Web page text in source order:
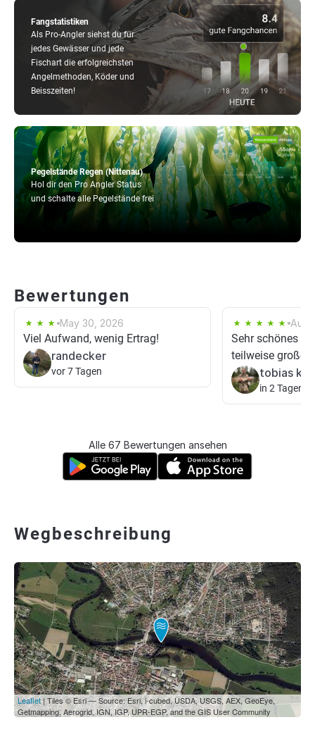
Pegelstände Regen (Nittenau)
Hol dir den Pro Angler Status
und schalte alle Pegelstände frei
Fangstatistiken
Als Pro-Angler siehst du für
jedes Gewässer und jede
Fischart die erfolgreichsten
Angelmethoden, Köder und
Beisszeiten!
Bewertungen
May 30, 2026
Viel Aufwand, wenig Ertrag!
randecker
vor 7 Tagen
Aug
Sehr schönes
teilweise großen
tobias
in 2 Tagen
Alle 67 Bewertungen ansehen
Wegbeschreibung
Leaflet| Tiles © Esri — Source: Esri, i-cubed, USDA, USGS, AEX, GeoEye,
Getmapping, Aerogrid, IGN, IGP, UPR-EGP, and the GIS User Community